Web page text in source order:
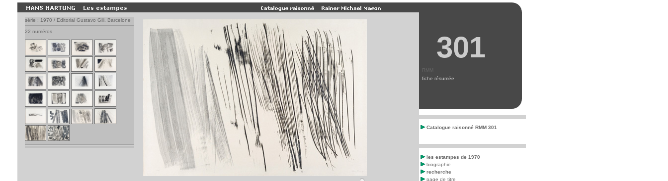
301
RMM
fiche résumée
Catalogue raisonné RMM 301
les estampes de 1970
biographie
recherche
page de titre
série : 1970 / Editorial Gustavo Gili, Barcelone
22 numéros